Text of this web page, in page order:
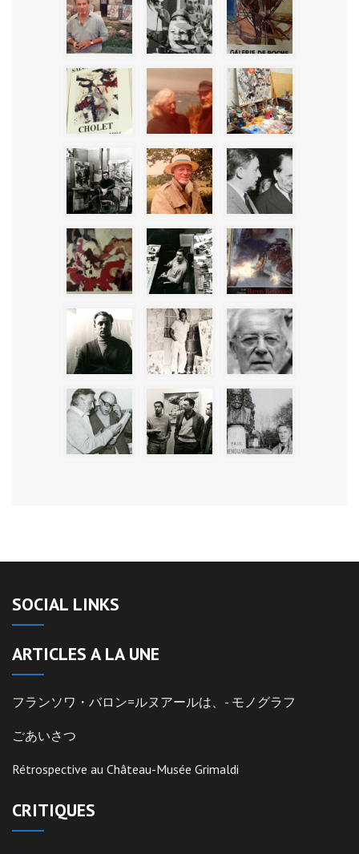
SOCIAL LINKS
ARTICLES A LA UNE
フランソワ・バロン=ルヌアールは、- モノグラフ
ごあいさつ
Rétrospective au Château-Musée Grimaldi
CRITIQUES